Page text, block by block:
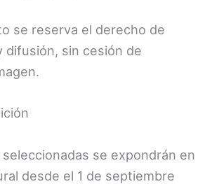
se reserva el derecho de
difusión, sin cesión de
se expondrán en
desde el 1 de septiembre